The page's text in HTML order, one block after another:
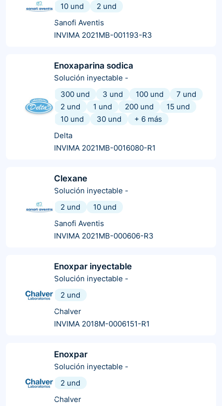
10 und
2 und
Sanofi Aventis
INVIMA 2021MB-001193-R3
Enoxaparina sodica
Solución inyectable -
300 und
3 und 100 und
7 und
2 und
1 und 200 und
15 und
10 und
30 und + 6 más
Delta
INVIMA 2021MB-0016080-R1
Clexane
Solución inyectable -
2 und
10 und
Sanofi Aventis
INVIMA 2021MB-000606-R3
Enoxpar inyectable
Solución inyectable -
2 und
Chalver
INVIMA 2018M-0006151-R1
Enoxpar
Solución inyectable -
2 und
Chalver